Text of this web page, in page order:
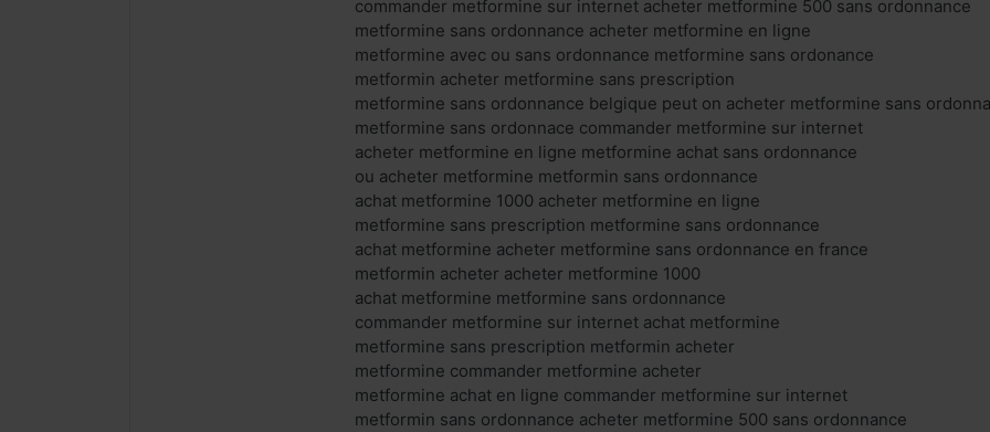
commander metformine sur internet acheter metformine 500 sans ordonnance
metformine sans ordonnance acheter metformine en ligne
metformine avec ou sans ordonnance metformine sans ordonance
metformin acheter metformine sans prescription
metformine sans ordonnance belgique peut on acheter metformine sans
metformine sans ordonnace commander metformine sur internet
acheter metformine en ligne metformine achat sans ordonnance
ou acheter metformine metformin sans ordonnance
achat metformine 1000 acheter metformine en ligne
metformine sans prescription metformine sans ordonnance
achat metformine acheter metformine sans ordonnance en france
metformin acheter acheter metformine 1000
achat metformine metformine sans ordonnance
commander metformine sur internet achat metformine
metformine sans prescription metformin acheter
metformine commander metformine acheter
metformine achat en ligne commander metformine sur internet
metformin sans ordonnance acheter metformine 500 sans ordonnance